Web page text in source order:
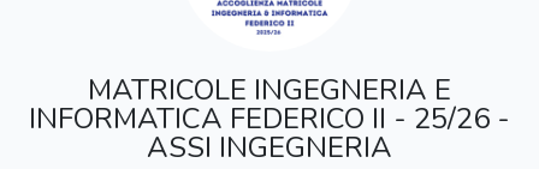
MATRICOLE INGEGNERIA E
INFORMATICA FEDERICO II - 25/26 -
ASSI INGEGNERIA